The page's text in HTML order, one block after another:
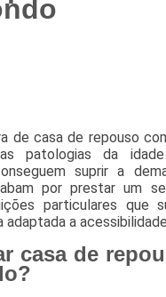
de casa de repouso
patologias da
suprir a
por prestar um
particulares que
a
casa de